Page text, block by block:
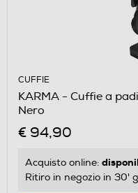
CUFFIE
KARMA - Cuffie a
Nero
€ 94,90
Acquisto online:
Ritiro in negozio in 30'